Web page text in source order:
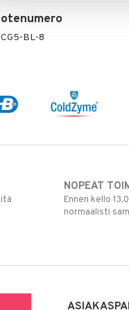
BL-8
NOPEAT
Ennen kello
normaalisti